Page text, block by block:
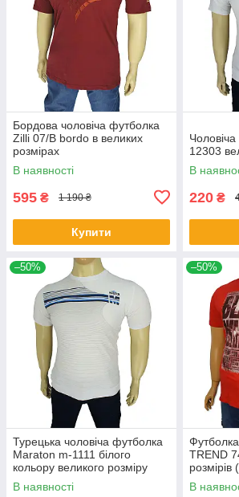
Бордова чоловіча футболка
Zilli 07/В bordo в великих
розмірах
В наявності
595 ₴ 1 190 ₴
Купити
12303
В
220 ₴
–50%
Турецька чоловіча футболка
Maraton m-1111 білого
кольору великого розміру
В наявності
–50%
TREND
розмірів
В